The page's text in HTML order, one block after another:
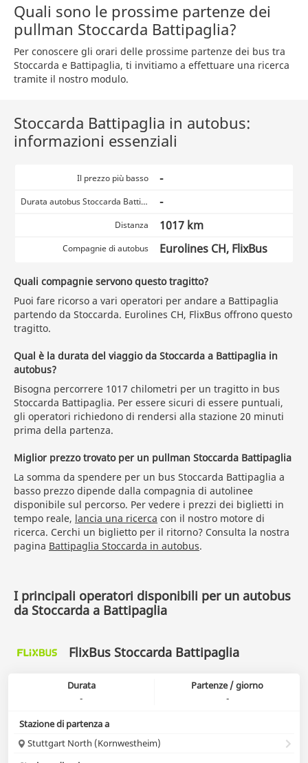
Quali sono le prossime partenze dei
pullman Stoccarda Battipaglia?
Per conoscere gli orari delle prossime partenze dei bus tra
Stoccarda e Battipaglia, ti invitiamo a effettuare una ricerca
tramite il nostro modulo.
Stoccarda Battipaglia in autobus:
informazioni essenziali
Il prezzo più basso -
Durata autobus Stoccarda Battipaglia -
Distanza 1017 km
Compagnie di autobus Eurolines CH, FlixBus
Quali compagnie servono questo tragitto?
Puoi fare ricorso a vari operatori per andare a Battipaglia
partendo da Stoccarda. Eurolines CH, FlixBus offrono questo
tragitto.
Qual è la durata del viaggio da Stoccarda a Battipaglia in
autobus?
Bisogna percorrere 1017 chilometri per un tragitto in bus
Stoccarda Battipaglia. Per essere sicuri di essere puntuali,
gli operatori richiedono di rendersi alla stazione 20 minuti
prima della partenza.
Miglior prezzo trovato per un pullman Stoccarda Battipaglia
La somma da spendere per un bus Stoccarda Battipaglia a
basso prezzo dipende dalla compagnia di autolinee
disponibile sul percorso. Per vedere i prezzi dei biglietti in
tempo reale, lancia una ricerca con il nostro motore di
ricerca. Cerchi un biglietto per il ritorno? Consulta la nostra
pagina Battipaglia Stoccarda in autobus.
I principali operatori disponibili per un autobus
da Stoccarda a Battipaglia
FlixBus Stoccarda Battipaglia
Durata
Partenze / giorno
-
-
Stazione di partenza a
Stuttgart North (Kornwestheim)